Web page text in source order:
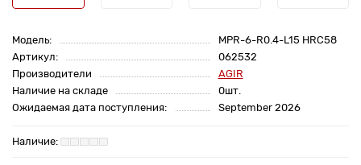
Модель:
MPR-6-R0.4-L15 HRC58
Артикул:
062532
Производители
AGIR
Наличие на складе
0шт.
Ожидаемая дата поступления:
September 2026